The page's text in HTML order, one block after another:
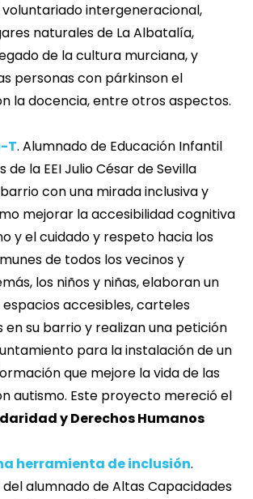
intergeneracional,
naturales de La Albatalía,
de la cultura murciana, y
personas con párkinson el
la docencia, entre otros aspectos.
T. Alumnado de Educación Infantil
de la EEI Julio César de Sevilla
con una mirada inclusiva y
mejorar la accesibilidad cognitiva
y el cuidado y respeto hacia los
de todos los vecinos y
los niños y niñas, elaboran un
accesibles, carteles
su barrio y realizan una petición
para la instalación de un
que mejore la vida de las
autismo. Este proyecto mereció el
y Derechos Humanos
herramienta de inclusión.
del alumnado de Altas Capacidades